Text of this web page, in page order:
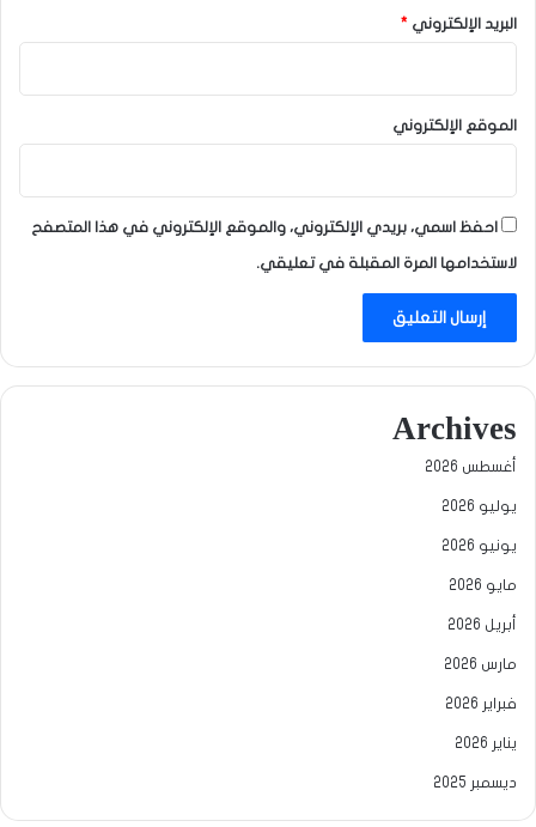
البريد الإلكتروني *
الموقع الإلكتروني
احفظ اسمي، بريدي الإلكتروني، والموقع الإلكتروني في هذا المتصفح
لاستخدامها المرة المقبلة في تعليقي.
Archives
أغسطس 2026
يوليو 2026
يونيو 2026
مايو 2026
أبريل 2026
مارس 2026
فبراير 2026
يناير 2026
ديسمبر 2025